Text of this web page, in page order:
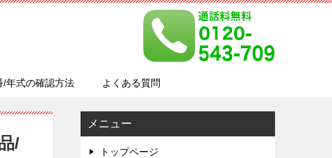
/年式の確認方法 よくある質問
/
メニュー
トップページ